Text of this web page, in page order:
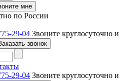
мне
по России
29-04 Звоните круглосуточно и
звонок
29-04 Звоните круглосуточно и